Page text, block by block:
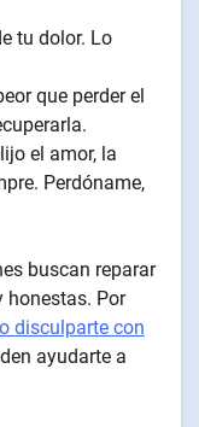
tu dolor. Lo
que perder el
el amor, la
Perdóname,
buscan reparar
honestas. Por
disculparte con
ayudarte a